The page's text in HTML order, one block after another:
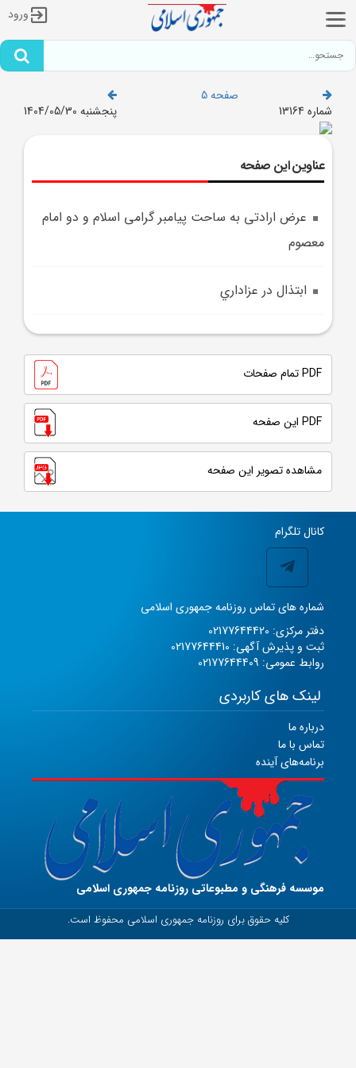
ورود
صفحه 5
شماره 13164
پنجشنبه 1404/05/30
عناوین این صفحه
عرض ارادتی به ساحت پیامبر گرامی اسلام و دو امام
معصوم
ابتذال در عزاداري
PDF تمام صفحات
PDF این صفحه
مشاهده تصویر این صفحه
کانال تلگرام
شماره های تماس روزنامه جمهوری اسلامی
دفتر مرکزی: 02177644420
ثبت و پذیرش آگهی: 02177644410
روابط عمومی: 02177644409
لینک های کاربردی
درباره ما
تماس با ما
برنامه‌های آینده
موسسه فرهنگی و مطبوعاتی روزنامه جمهوری اسلامی
کلیه حقوق برای روزنامه جمهوری اسلامی محفوظ است.